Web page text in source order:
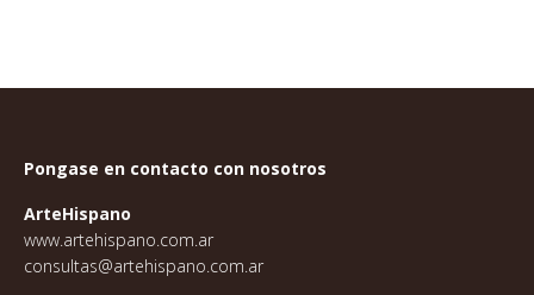
Pongase en contacto con nosotros
ArteHispano
www.artehispano.com.ar
consultas@artehispano.com.ar